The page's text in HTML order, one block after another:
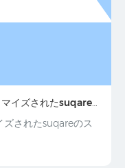
マイズされたsuqare
ズされたsuqareのス